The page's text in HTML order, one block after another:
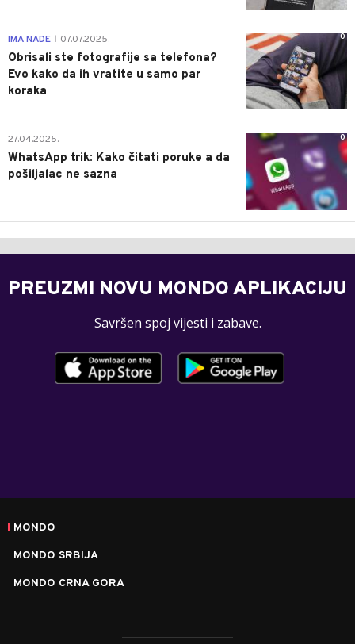
0
IMA NADE 07.07.2025.
Obrisali ste fotografije sa telefona?
Evo kako da ih vratite u samo par
koraka
0
27.04.2025.
WhatsApp trik: Kako čitati poruke a da
pošiljalac ne sazna
PREUZMI NOVU MONDO APLIKACIJU
Savršen spoj vijesti i zabave.
MONDO
MONDO SRBIJA
MONDO CRNA GORA